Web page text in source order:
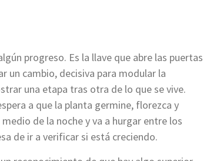
progreso. Es la llave que abre las puertas
un cambio, decisiva para modular la
una etapa tras otra de lo que se vive.
a que la planta germine, florezca y
de la noche y va a hurgar entre los
de ir a verificar si está creciendo.